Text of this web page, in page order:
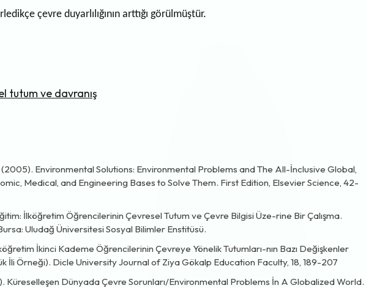
çevre duyarlılığının arttığı görülmüştür.
tutum ve davranış
Environmental Solutions: Environmental Problems and The All-İnclusive Global,
Medical, and Engineering Bases to Solve Them. First Edition, Elsevier Science, 42-
İlköğretim Öğrencilerinin Çevresel Tutum ve Çevre Bilgisi Üze-rine Bir Çalışma.
Uludağ Üniversitesi Sosyal Bilimler Enstitüsü.
İkinci Kademe Öğrencilerinin Çevreye Yönelik Tutumları-nın Bazı Değişkenler
İli Örneği). Dicle University Journal of Ziya Gökalp Education Faculty, 18, 189-207
Küreselleşen Dünyada Çevre Sorunları/Environmental Problems İn A Globalized World.